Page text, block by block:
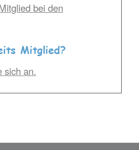
bei den
Mitglied?
sich an.